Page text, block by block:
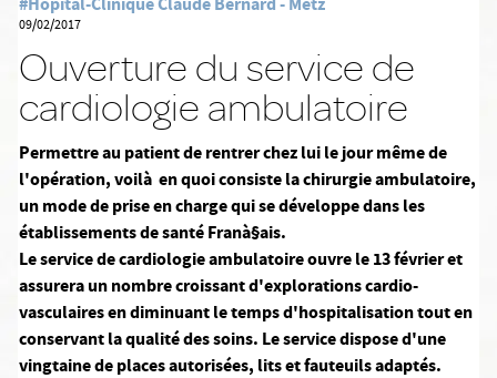
09/02/2017
Ouverture du service de
cardiologie ambulatoire
Permettre au patient de rentrer chez lui le jour même de
l'opération, voilà en quoi consiste la chirurgie ambulatoire,
un mode de prise en charge qui se développe dans les
établissements de santé Franà§ais.
Le service de cardiologie ambulatoire ouvre le 13 février et
assurera un nombre croissant d'explorations cardio-
vasculaires en diminuant le temps d'hospitalisation tout en
conservant la qualité des soins. Le service dispose d'une
vingtaine de places autorisées, lits et fauteuils adaptés.